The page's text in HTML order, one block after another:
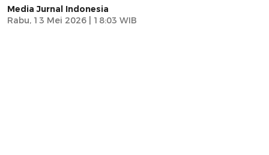
Media Jurnal Indonesia
Rabu, 13 Mei 2026 | 18:03 WIB